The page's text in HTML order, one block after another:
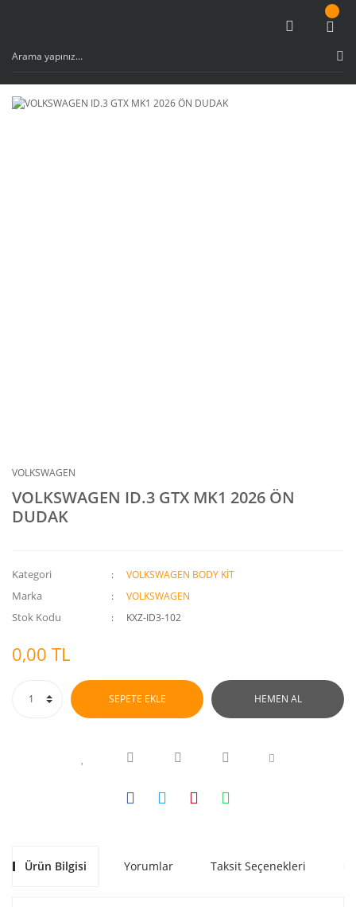
VOLKSWAGEN
VOLKSWAGEN ID.3 GTX MK1 2026 ÖN
DUDAK
Kategori VOLKSWAGEN BODY KİT
Marka VOLKSWAGEN
Stok Kodu KXZ-ID3-102
0,00 TL
SEPETE EKLE HEMEN AL
Ürün Bilgisi Yorumlar Taksit Seçenekleri